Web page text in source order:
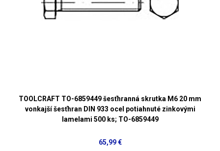
TOOLCRAFT TO-6859449 šesťhranná skrutka M6 20 mm
vonkajší šesťhran DIN 933 ocel potiahnuté zinkovými
lamelami 500 ks; TO-6859449
65,99 €